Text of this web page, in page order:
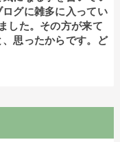
グに雑多に入ってい
した。その方が来て
思ったからです。ど